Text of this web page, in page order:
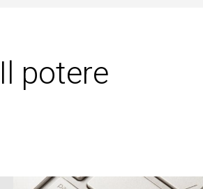
potere